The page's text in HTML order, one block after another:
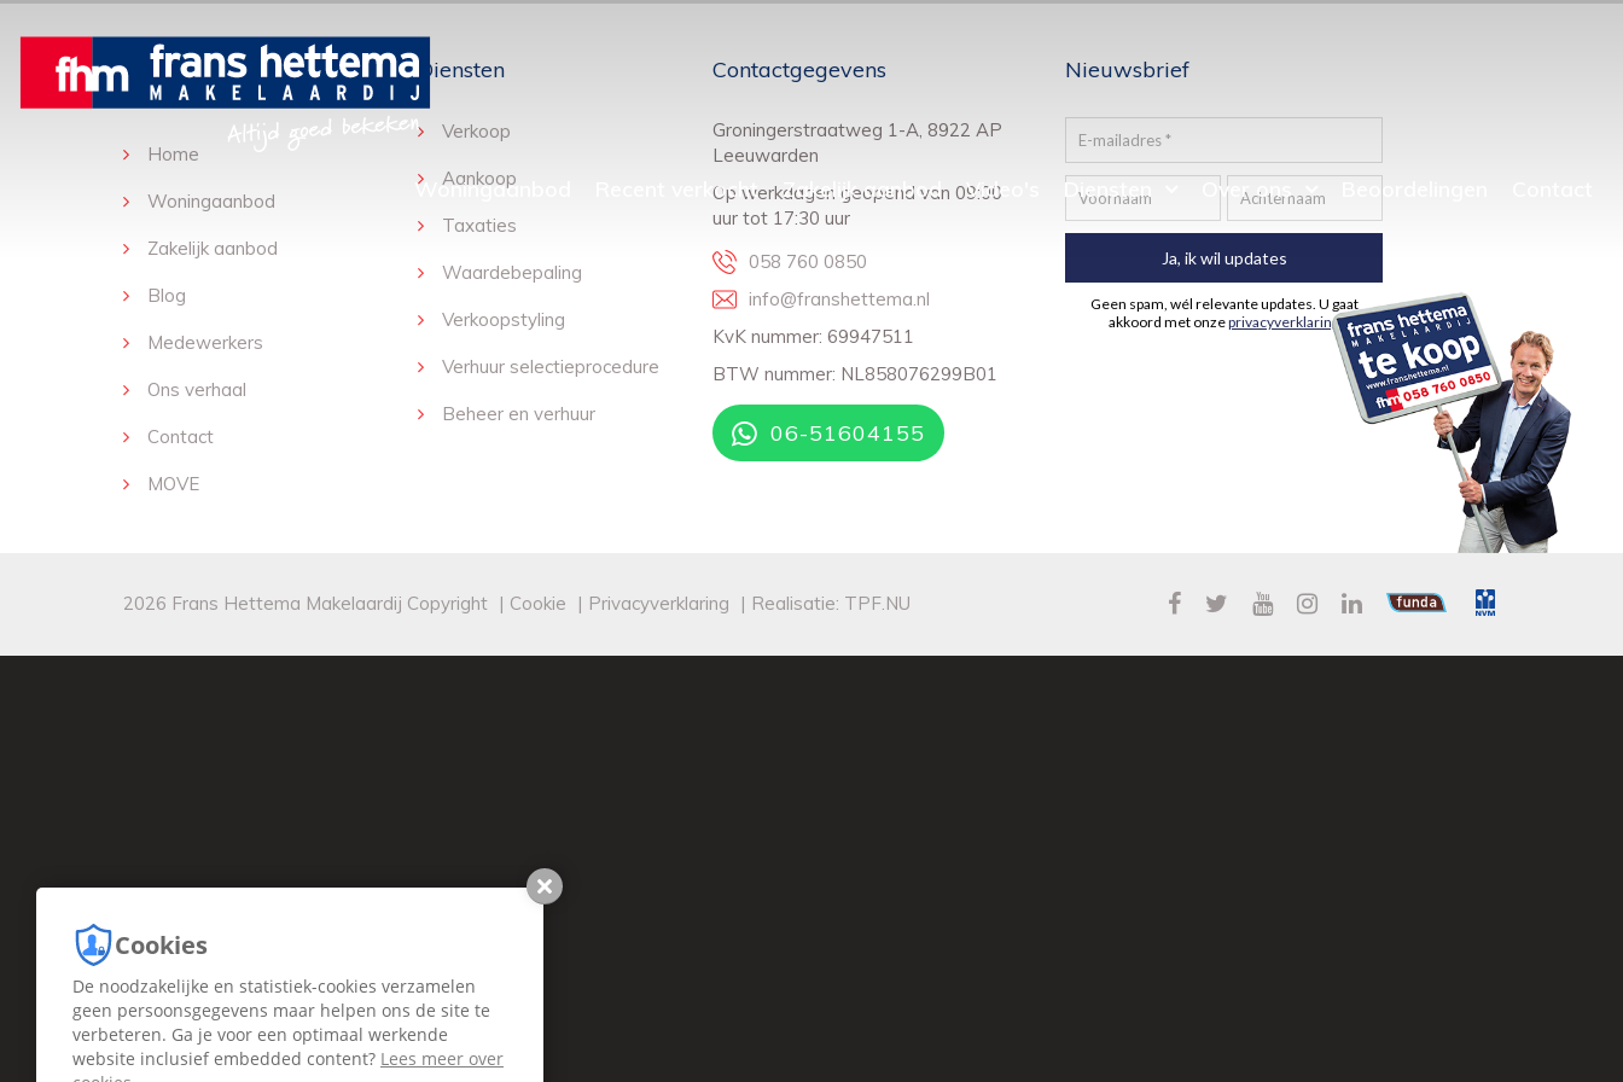
Woningaanbod Recent verkocht Zakelijk aanbod Video's Diensten Over ons
Frans Hettema
Makelaardij
Home
Woningaanbod
Zakelijk aanbod
Blog
Medewerkers
Ons verhaal
Contact
MOVE
Diensten
Verkoop
Aankoop
Taxaties
Waardebepaling
Verkoopstyling
Verhuur selectieprocedure
Beheer en verhuur
Contactgegevens
Groningerstraatweg 1-A, 8922 AP
Leeuwarden
Op werkdagen geopend van 09:00
uur tot 17:30 uur
058 760 0850
info@franshettema.nl
KvK nummer: 69947511
BTW nummer: NL858076299B01
06-51604155
Nieuwsbrief
2026 Frans Hettema Makelaardij Copyright | Cookie | Privacyverklaring | Realisatie: TPF.NU
Cookies
De noodzakelijke en statistiek-cookies verzamelen
geen persoonsgegevens maar helpen ons de site te
verbeteren. Ga je voor een optimaal werkende
website inclusief embedded content? Lees meer over
Sluiten